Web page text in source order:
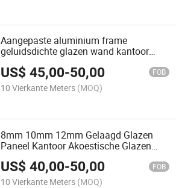
Aangepaste aluminium frame
geluidsdichte glazen wand kantoor
US$45,00-50,00 FOB
10 Vierkante Meters (MOQ)
8mm 10mm 12mm Gelaagd Glazen
Paneel Kantoor Akoestische Glazen
Scheidingswand
US$40,00-50,00 FOB
10 Vierkante Meters (MOQ)